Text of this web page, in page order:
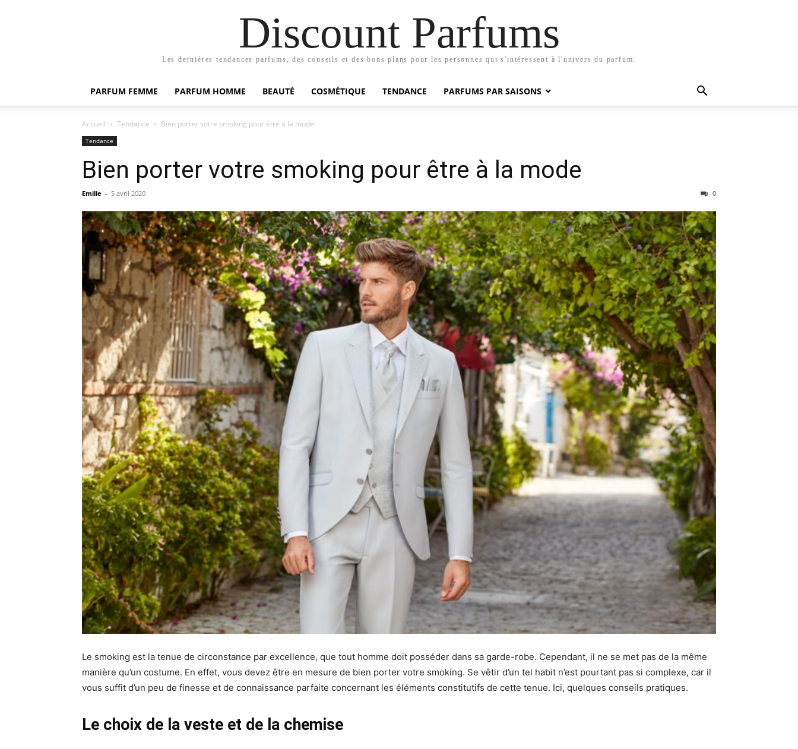
Discount Parfums
Les dernières tendances parfums, des conseils et des bons plans pour les personnes qui s'intéressent à l'univers du parfum.
PARFUM FEMME PARFUM HOMME BEAUTÉ COSMÉTIQUE TENDANCE PARFUMS PAR SAISONS
Accueil Tendance Bien porter votre smoking pour être à la mode
Tendance
Bien porter votre smoking pour être à la mode
Emilie - 5 avril 2020 0
Le smoking est la tenue de circonstance par excellence, que tout homme doit posséder dans sa garde-robe. Cependant, il ne se met pas de la même
manière qu’un costume. En effet, vous devez être en mesure de bien porter votre smoking. Se vêtir d’un tel habit n’est pourtant pas si complexe, car il
vous suffit d’un peu de finesse et de connaissance parfaite concernant les éléments constitutifs de cette tenue. Ici, quelques conseils pratiques.
Le choix de la veste et de la chemise